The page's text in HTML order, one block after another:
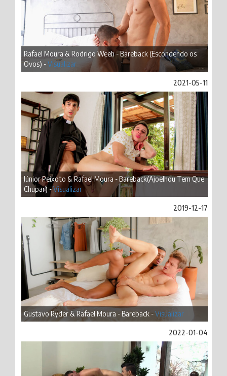
Rafael Moura & Rodrigo Weeh - Bareback (Escondendo os
Ovos) -Visualizar
2021-05-11
Júnior Peixoto & Rafael Moura - Bareback(Ajoelhou Tem Que
Chupar) -Visualizar
2019-12-17
Gustavo Ryder & Rafael Moura - Bareback -Visualizar
2022-01-04